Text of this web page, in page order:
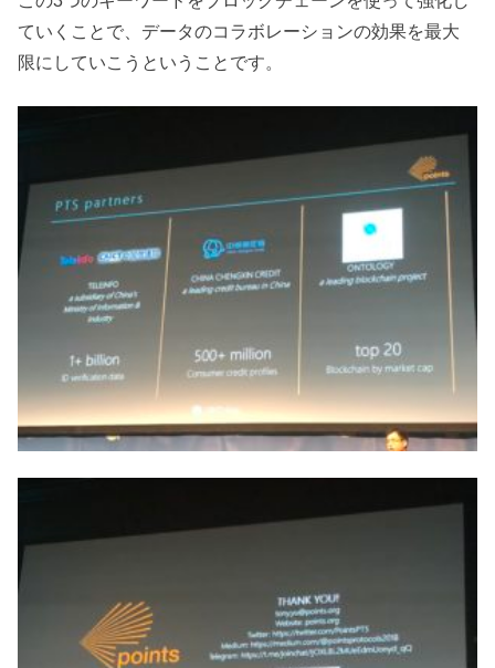
ていくことで、データのコラボレーションの効果を最大
限にしていこうということです。